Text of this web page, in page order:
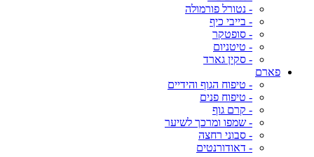
- נטורל פורמולה
- בייבי כיף
- סופטקר
- טיטניום
- סקין גארד
פארם
- טיפוח הגוף והידיים
- טיפוח פנים
- קרם גוף
- שמפו ומרכך לשיער
- סבוני רחצה
- דאודורנטים